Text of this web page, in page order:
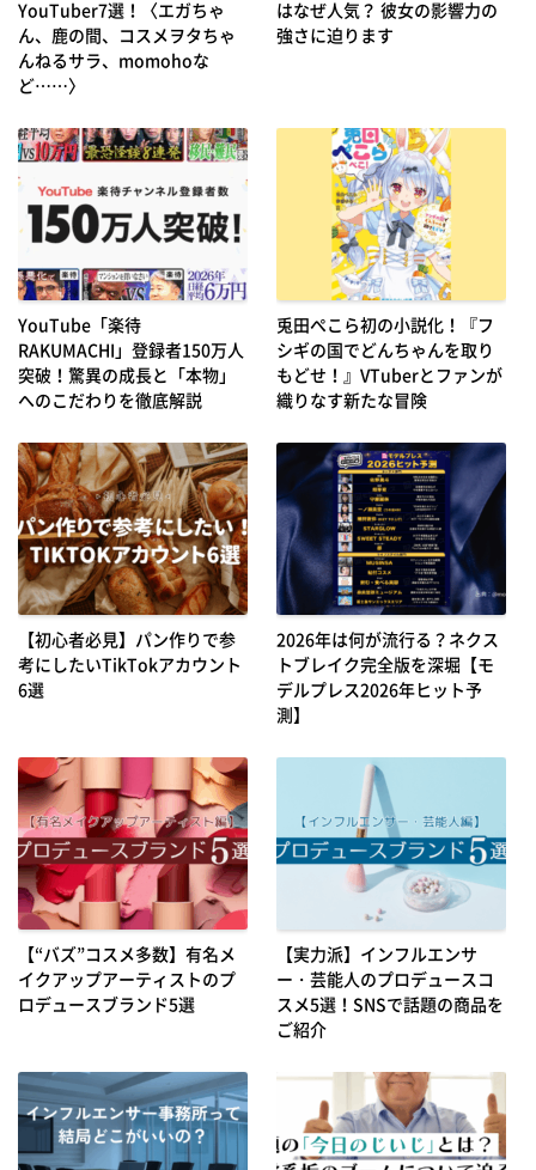
YouTuber7選！〈エガちゃ
ん、鹿の間、コスメヲタちゃ
んねるサラ、momohoな
ど……〉
はなぜ人気？ 彼女の影響力の
強さに迫ります
YouTube「楽待
RAKUMACHI」登録者150万人
突破！驚異の成長と「本物」
へのこだわりを徹底解説
兎田ぺこら初の小説化！『フ
シギの国でどんちゃんを取り
もどせ！』VTuberとファンが
織りなす新たな冒険
【初心者必見】パン作りで参
考にしたいTikTokアカウント
6選
2026年は何が流行る？ネクス
トブレイク完全版を深堀【モ
デルプレス2026年ヒット予
測】
【“バズ”コスメ多数】有名メ
イクアップアーティストのプ
ロデュースブランド5選
【実力派】インフルエンサ
ー・芸能人のプロデュースコ
スメ5選！SNSで話題の商品を
ご紹介